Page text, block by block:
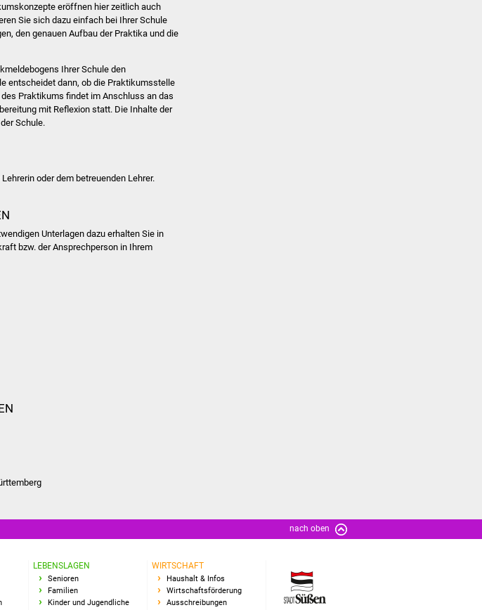
eröffnen hier zeitlich auch
Sie sich dazu einfach bei Ihrer Schule
den genauen Aufbau der Praktika und die
Ihrer Schule den
entscheidet dann, ob die Praktikumsstelle
Praktikums findet im Anschluss an das
mit Reflexion statt. Die Inhalte der
Schule.
oder dem betreuenden Lehrer.
Unterlagen dazu erhalten Sie in
bzw. der Ansprechperson in Ihrem
nach oben
LEBENSLAGEN
Senioren
Familien
Kinder und Jugendliche
WIRTSCHAFT
Haushalt & Infos
Wirtschaftsförderung
Ausschreibungen